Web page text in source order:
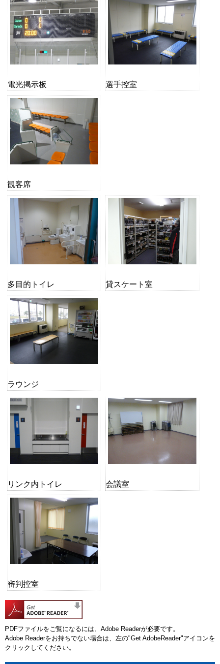
電光掲示板 選手控室
観客席
多目的トイレ 貸スケート室
ラウンジ
リンク内トイレ 会議室
審判控室
PDFファイルをご覧になるには、Adobe Readerが必要です。
Adobe Readerをお持ちでない場合は、左の"Get AdobeReader"アイコンを
クリックしてください。